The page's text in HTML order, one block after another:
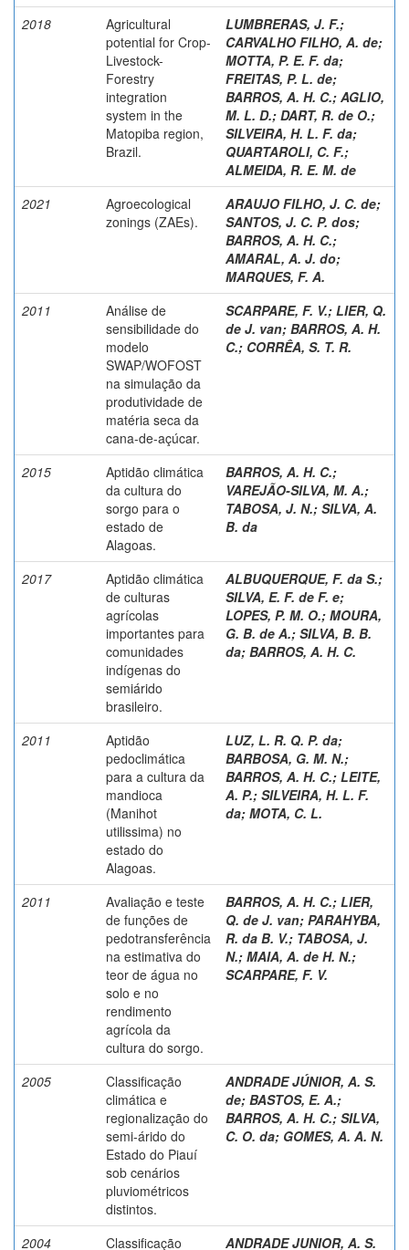
2018
Agricultural
potential for Crop-
Livestock-
Forestry
integration
system in the
Matopiba region,
Brazil.
LUMBRERAS, J. F.;
CARVALHO FILHO, A. de;
MOTTA, P. E. F. da;
FREITAS, P. L. de;
BARROS, A. H. C.; AGLIO,
M. L. D.; DART, R. de O.;
SILVEIRA, H. L. F. da;
QUARTAROLI, C. F.;
ALMEIDA, R. E. M. de
2021
Agroecological
zonings (ZAEs).
ARAUJO FILHO, J. C. de;
SANTOS, J. C. P. dos;
BARROS, A. H. C.;
AMARAL, A. J. do;
MARQUES, F. A.
2011
Análise de
sensibilidade do
modelo
SWAP/WOFOST
na simulação da
produtividade de
matéria seca da
cana-de-açúcar.
SCARPARE, F. V.; LIER, Q.
de J. van; BARROS, A. H.
C.; CORRÊA, S. T. R.
2015
Aptidão climática
da cultura do
sorgo para o
estado de
Alagoas.
BARROS, A. H. C.;
VAREJÃO-SILVA, M. A.;
TABOSA, J. N.; SILVA, A.
B. da
2017
Aptidão climática
de culturas
agrícolas
importantes para
comunidades
indígenas do
semiárido
brasileiro.
ALBUQUERQUE, F. da S.;
SILVA, E. F. de F. e;
LOPES, P. M. O.; MOURA,
G. B. de A.; SILVA, B. B.
da; BARROS, A. H. C.
2011
Aptidão
pedoclimática
para a cultura da
mandioca
(Manihot
utilissima) no
estado do
Alagoas.
LUZ, L. R. Q. P. da;
BARBOSA, G. M. N.;
BARROS, A. H. C.; LEITE,
A. P.; SILVEIRA, H. L. F.
da; MOTA, C. L.
2011
Avaliação e teste
de funções de
pedotransferência
na estimativa do
teor de água no
solo e no
rendimento
agrícola da
cultura do sorgo.
BARROS, A. H. C.; LIER,
Q. de J. van; PARAHYBA,
R. da B. V.; TABOSA, J.
N.; MAIA, A. de H. N.;
SCARPARE, F. V.
2005
Classificação
climática e
regionalização do
semi-árido do
Estado do Piauí
sob cenários
pluviométricos
distintos.
ANDRADE JÚNIOR, A. S.
de; BASTOS, E. A.;
BARROS, A. H. C.; SILVA,
C. O. da; GOMES, A. A. N.
2004 Classificação ANDRADE JUNIOR, A. S.